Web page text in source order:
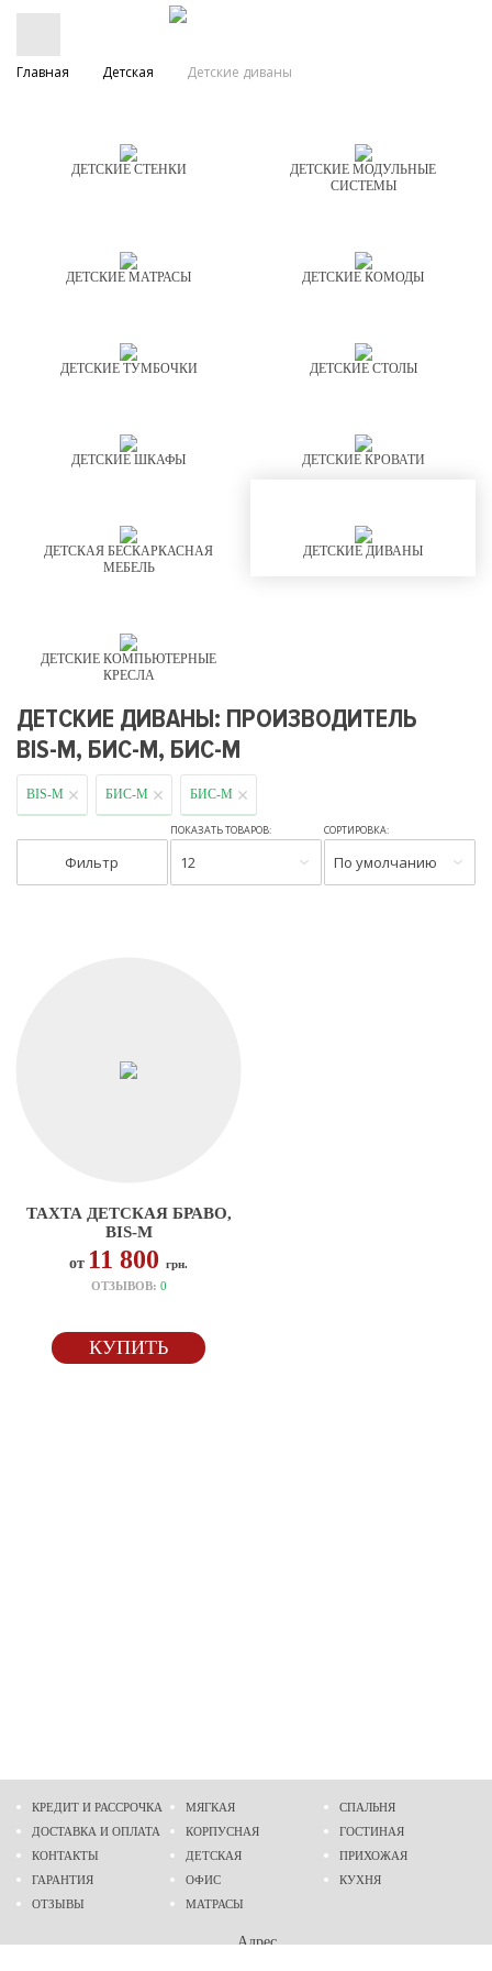
Главная Детская Детские диваны
ДЕТСКИЕ СТЕНКИ
ДЕТСКИЕ МОДУЛЬНЫЕ
СИСТЕМЫ
ДЕТСКИЕ МАТРАСЫ ДЕТСКИЕ КОМОДЫ
ДЕТСКИЕ ТУМБОЧКИ ДЕТСКИЕ СТОЛЫ
ДЕТСКИЕ ШКАФЫ ДЕТСКИЕ КРОВАТИ
ДЕТСКАЯ БЕСКАРКАСНАЯ
МЕБЕЛЬ
ДЕТСКИЕ ДИВАНЫ
ДЕТСКИЕ КОМПЬЮТЕРНЫЕ
КРЕСЛА
ДЕТСКИЕ ДИВАНЫ: ПРОИЗВОДИТЕЛЬ
BIS-M, БИС-М, БИС-М
BIS-M БИС-М БИС-М
Фильтр
ПОКАЗАТЬ ТОВАРОВ:
12
СОРТИРОВКА:
По умолчанию
ТАХТА ДЕТСКАЯ БРАВО,
BIS-M
от 11 800грн.
ОТЗЫВОВ: 0
КУПИТЬ
КРЕДИТ И РАССРОЧКА
ДОСТАВКА И ОПЛАТА
КОНТАКТЫ
ГАРАНТИЯ
ОТЗЫВЫ
МЯГКАЯ
КОРПУСНАЯ
ДЕТСКАЯ
ОФИС
МАТРАСЫ
СПАЛЬНЯ
ГОСТИНАЯ
ПРИХОЖАЯ
КУХНЯ
Адрес